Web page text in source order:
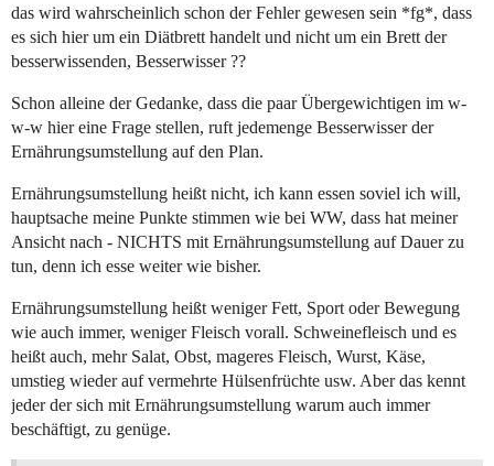
das wird wahrscheinlich schon der Fehler gewesen sein *fg*, dass
es sich hier um ein Diätbrett handelt und nicht um ein Brett der
besserwissenden, Besserwisser ??
Schon alleine der Gedanke, dass die paar Übergewichtigen im w-
w-w hier eine Frage stellen, ruft jedemenge Besserwisser der
Ernährungsumstellung auf den Plan.
Ernährungsumstellung heißt nicht, ich kann essen soviel ich will,
hauptsache meine Punkte stimmen wie bei WW, dass hat meiner
Ansicht nach - NICHTS mit Ernährungsumstellung auf Dauer zu
tun, denn ich esse weiter wie bisher.
Ernährungsumstellung heißt weniger Fett, Sport oder Bewegung
wie auch immer, weniger Fleisch vorall. Schweinefleisch und es
heißt auch, mehr Salat, Obst, mageres Fleisch, Wurst, Käse,
umstieg wieder auf vermehrte Hülsenfrüchte usw. Aber das kennt
jeder der sich mit Ernährungsumstellung warum auch immer
beschäftigt, zu genüge.